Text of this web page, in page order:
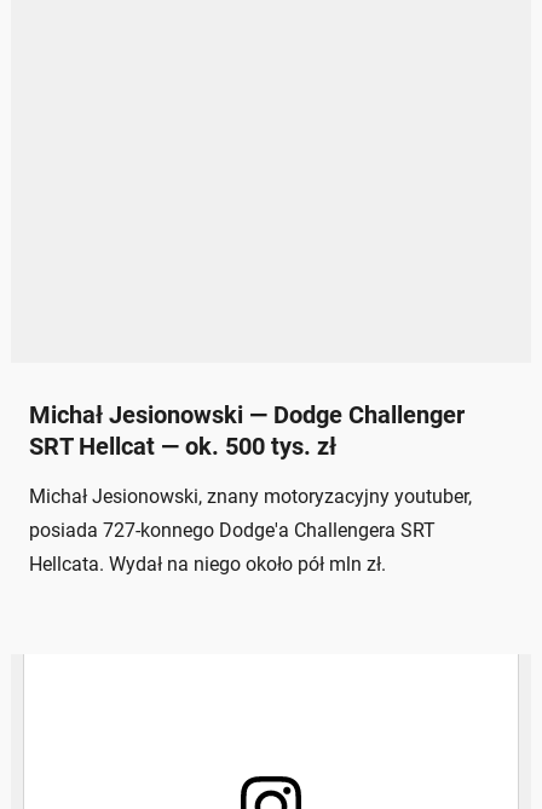
Michał Jesionowski — Dodge Challenger
SRT Hellcat — ok. 500 tys. zł
Michał Jesionowski, znany motoryzacyjny youtuber,
posiada 727-konnego Dodge'a Challengera SRT
Hellcata. Wydał na niego około pół mln zł.